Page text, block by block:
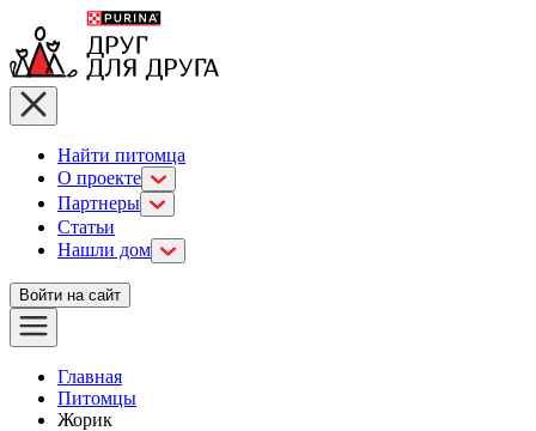
Найти питомца
О проекте
Партнеры
Статьи
Нашли дом
Войти на сайт
Главная
Питомцы
Жорик